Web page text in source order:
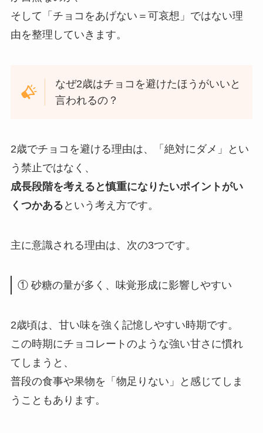
そして「チョコをあげない＝可哀想」ではない理
由を整理していきます。
なぜ2歳はチョコを避けたほうがいいと
言われるの？
2歳でチョコを避ける理由は、「絶対にダメ」とい
う禁止ではなく、
成長段階を考えると慎重になりたいポイントがい
くつかある という考え方です。
主に意識される理由は、次の3つです。
① 砂糖の量が多く、味覚形成に影響しやすい
2歳頃は、甘い味を強く記憶しやすい時期です。
この時期にチョコレートのような強い甘さに慣れ
てしまうと、
普段の食事や果物を「物足りない」と感じてしま
うこともあります。